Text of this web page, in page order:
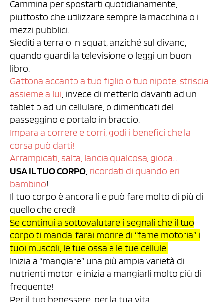
Cammina per spostarti quotidianamente,
piuttosto che utilizzare sempre la macchina o i
mezzi pubblici.
Siediti a terra o in squat, anziché sul divano,
quando guardi la televisione o leggi un buon
libro.
Gattona accanto a tuo figlio o tuo nipote, striscia
assieme a lui, invece di metterlo davanti ad un
tablet o ad un cellulare, o dimenticati del
passeggino e portalo in braccio.
Impara a correre e corri, godi i benefici che la
corsa può darti!
Arrampicati, salta, lancia qualcosa, gioca…
USA IL TUO CORPO, ricordati di quando eri
bambino!
Il tuo corpo è ancora lì e può fare molto di più di
quello che credi!
Se continui a sottovalutare i segnali che il tuo
corpo ti manda, farai morire di “fame motoria” i
tuoi muscoli, le tue ossa e le tue cellule.
Inizia a “mangiare” una più ampia varietà di
nutrienti motori e inizia a mangiarli molto più di
frequente!
Per il tuo benessere, per la tua vita…